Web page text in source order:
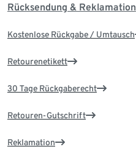
Rücksendung & Reklamation
Kostenlose Rückgabe / Umtausch
Retourenetikett
30 Tage Rückgaberecht
Retouren-Gutschrift
Reklamation